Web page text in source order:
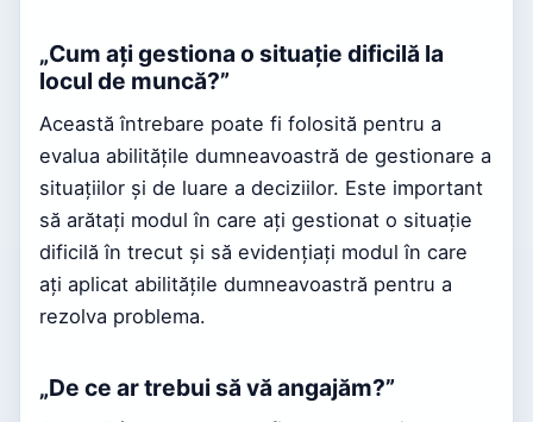
„Cum ați gestiona o situație dificilă la
locul de muncă?”
Această întrebare poate fi folosită pentru a
evalua abilitățile dumneavoastră de gestionare a
situațiilor și de luare a deciziilor. Este important
să arătați modul în care ați gestionat o situație
dificilă în trecut și să evidențiați modul în care
ați aplicat abilitățile dumneavoastră pentru a
rezolva problema.
„De ce ar trebui să vă angajăm?”